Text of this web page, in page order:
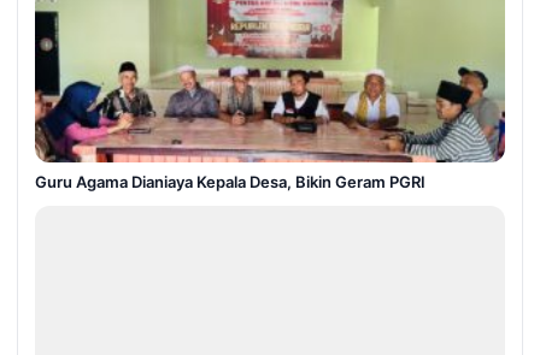
Guru Agama Dianiaya Kepala Desa, Bikin Geram PGRI